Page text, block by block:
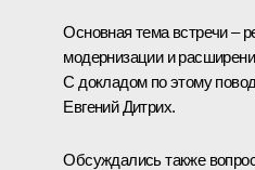
Основная тема встречи –
модернизации и
С докладом по этому
Евгений Дитрих.
Обсуждались также